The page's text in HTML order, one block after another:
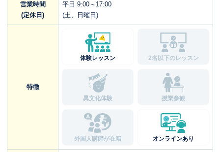
営業時間
(定休日)
平日 9:00～17:00
(土、日曜日)
特徴
体験レッスン 2名以下のレッスン
異文化体験 授業参観
外国人講師が在籍 オンラインあり